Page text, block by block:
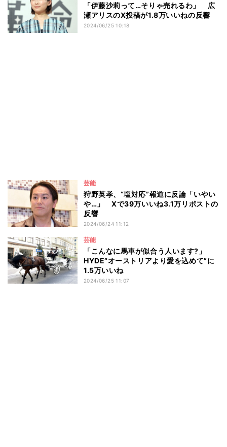
「伊藤沙莉って…そりゃ売れるわ」 広
瀬アリスのX投稿が1.8万いいねの反響
2024/06/25 10:18
芸能
狩野英孝、“塩対応”報道に反論「いやい
や…」 Xで39万いいね3.1万リポストの
反響
2024/06/24 11:12
芸能
「こんなに馬車が似合う人います?」
HYDE“オーストリアより愛を込めて”に
1.5万いいね
2024/06/25 11:07